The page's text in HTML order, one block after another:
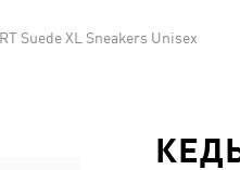
Suede XL Sneakers Unisex